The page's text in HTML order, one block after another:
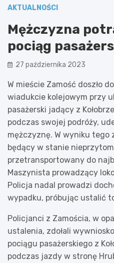
AKTUALNOŚCI
Mężczyzna
pociąg
27 października 2023
W mieście Zamość doszło
wiadukcie kolejowym przy
pasażerski jadący z
podczas swojej podróży,
mężczyznę. W wyniku tego
będący w stanie
przetransportowany do
Maszynista prowadzący
Policja nadal prowadzi
wypadku, próbując ustalić
Policjanci z Zamościa, w
ustalenia, zdołali
pociągu pasażerskiego z
podczas jazdy w stronę